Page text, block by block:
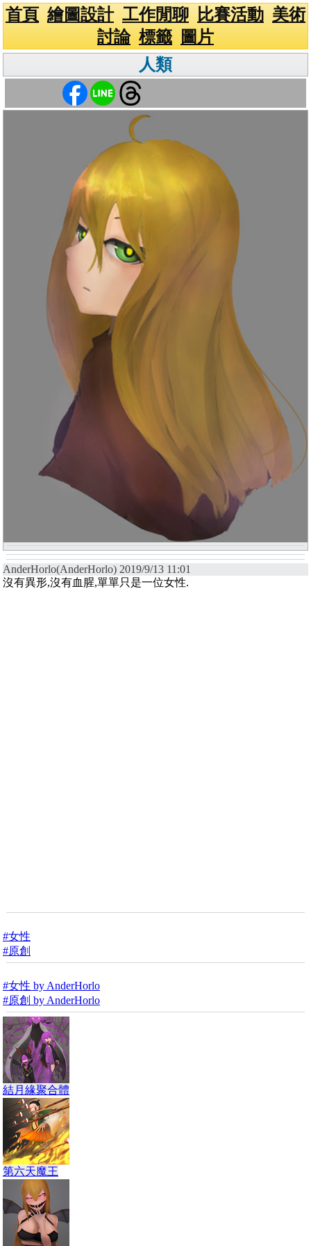
首頁 繪圖設計 工作閒聊 比賽活動 美術
討論 標籤
圖片
人類
AnderHorlo(AnderHorlo) 2019/9/13 11:01
沒有異形,沒有血腥,單單只是一位女性.
#女性
#原創
#女性 by AnderHorlo
#原創 by AnderHorlo
結月緣聚合體
第六天魔王